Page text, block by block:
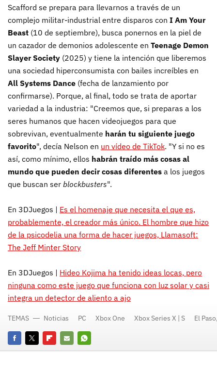
Scafford se prepara para llevarnos a través de un
complejo militar-industrial entre disparos con I Am Your
Beast (10 de septiembre), busca ponernos en la piel de
un cazador de demonios adolescente en Teenage Demon
Slayer Society (2025) y tiene la intención que liberemos
una sociedad hiperconsumista con bailes increíbles en
All Systems Dance (fecha de lanzamiento por
confirmarse). Porque, al final, todo se trata de aportar
variedad a la industria: "Creemos que, si preparas a los
seres humanos que hacen videojuegos para que
sobrevivan, eventualmente harán tu siguiente juego
favorito", decía Nelson en un vídeo de TikTok. "Y si no es
así, como mínimo, ellos habrán traído más cosas al
mundo que pueden decir cosas diferentes a los juegos
que buscan ser blockbusters".
En 3DJuegos | Es el homenaje que necesita el que es,
probablemente, el creador más único. El hombre que hizo
de la psicodelia una forma de hacer juegos, Llamasoft:
The Jeff Minter Story
En 3DJuegos | Hideo Kojima ha tenido ideas locas, pero
ninguna como este juego que funciona con luz solar y casi
integra un detector de aliento a ajo
FacebookTwitterFlipboard
E-
Whatsapp
TEMAS Noticias PC Xbox One Xbox Series X | S El